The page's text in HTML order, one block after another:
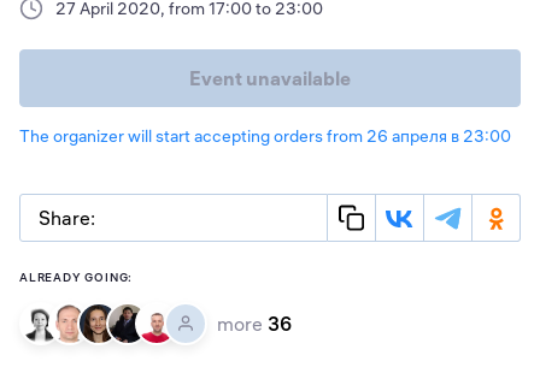
27 April 2020, from 17:00 to 23:00
Event unavailable
The organizer will start accepting orders from 26 апреля в 23:00
Share:
ALREADY GOING:
more 36